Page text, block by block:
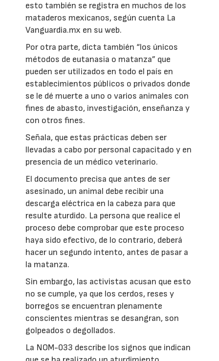
esto también se registra en muchos de los
mataderos mexicanos, según cuenta La
Vanguardia.mx en su web.
Por otra parte, dicta también “los únicos
métodos de eutanasia o matanza” que
pueden ser utilizados en todo el país en
establecimientos públicos o privados donde
se le dé muerte a uno o varios animales con
fines de abasto, investigación, enseñanza y
con otros fines.
Señala, que estas prácticas deben ser
llevadas a cabo por personal capacitado y en
presencia de un médico veterinario.
El documento precisa que antes de ser
asesinado, un animal debe recibir una
descarga eléctrica en la cabeza para que
resulte aturdido. La persona que realice el
proceso debe comprobar que este proceso
haya sido efectivo, de lo contrario, deberá
hacer un segundo intento, antes de pasar a
la matanza.
Sin embargo, las activistas acusan que esto
no se cumple, ya que los cerdos, reses y
borregos se encuentran plenamente
conscientes mientras se desangran, son
golpeados o degollados.
La NOM-033 describe los signos que indican